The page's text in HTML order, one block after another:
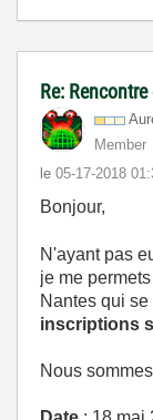
Re:
Member
le ‎05-17-2018
Bonjour,
N'ayant pas
je me
Nantes qui
inscriptions
Nous